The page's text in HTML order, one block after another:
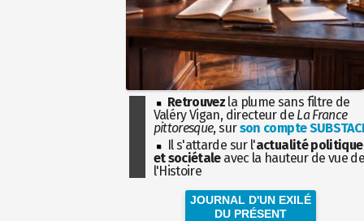
Retrouvez la plume sans filtre de
Valéry Vigan, directeur de La France
pittoresque, surson compte
Il s'attarde sur l'actualité politique
et sociétaleavec la hauteur de vue
l'Histoire
JOURNAL D'UN EXILÉ
DU PRÉSENT